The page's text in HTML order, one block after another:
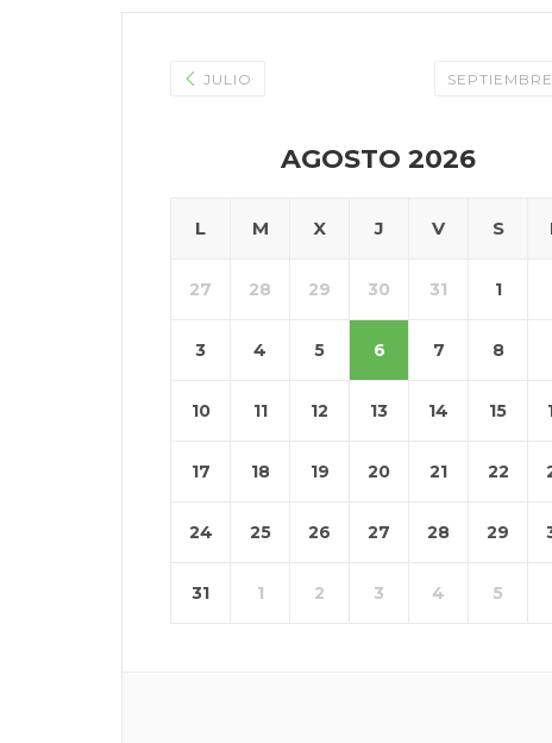
JULIO
AGOSTO 2026
SEPTIEMBRE
L M X J V S
27 28 29 30 31 1
3 4 5 6 7 8
10 11 12 13 14 15
17 18 19 20 21 22
24 25 26 27 28 29
31 1 2 3 4 5